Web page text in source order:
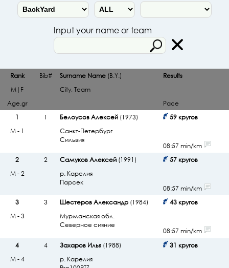
Input your name or team
Rank Bib# Surname Name(B.Y.)
City, Team
Results
M|F
Age.gr
Pace
1
1 Белоусов Алексей(1973)
Санкт-Петербург
Сильвия
59 кругов
М - 1
08:57 min/km
2
2 Самуков Алексей(1991)
р. Карелия
Парсек
57 кругов
М - 2
08:57 min/km
3
3 Шестеров Александр(1984)
Мурманская обл.
Северное сияние
43 кругов
М - 3
08:57 min/km
4
4 Захаров Илья(1988)
р. Карелия
31 кругов
М - 4